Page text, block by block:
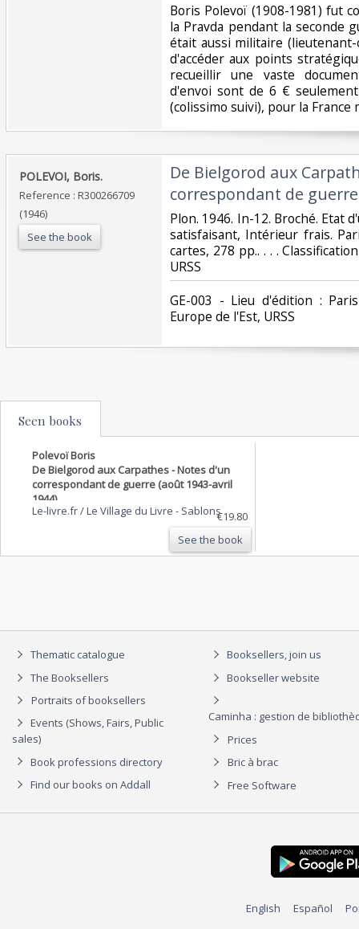
‎Boris Polevoï (1908-1981) fut
la Pravda pendant la seconde
était aussi militaire
d'accéder aux points
recueillir une vaste
d'envoi sont de 6 €
(colissimo suivi), pour la
‎POLEVOI, Boris.‎
Reference : R300266709
(1946)
See the book
‎De Bielgorod aux
correspondant de
‎Plon. 1946. In-12. Broché. Etat
satisfaisant, Intérieur frais.
cartes, 278 pp.. . . .
URSS‎
‎GE-003 - Lieu d'édition :
Europe de l'Est, URSS‎
Seen books
Polevoï Boris
De Bielgorod aux Carpathes - Notes d'un
correspondant de guerre (août 1943-avril
1944)
Le-livre.fr / Le Village du Livre - Sablons€19.80
See the book
Thematic catalogue
The Booksellers
Portraits of booksellers
Events (Shows, Fairs, Public
sales)
Book professions directory
Find our books on Addall
Booksellers, join us
Bookseller website
Caminha : gestion de
Prices
Bric à brac
Free Software
English Español